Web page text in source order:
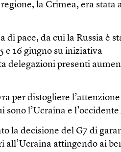
la Crimea, era stata
di pace, da cui la Russia è
e 16 giugno su iniziativa
delegazioni presenti
per distogliere
l’Ucraina e l’occidente.
la decisione del G7 di
attingendo ai